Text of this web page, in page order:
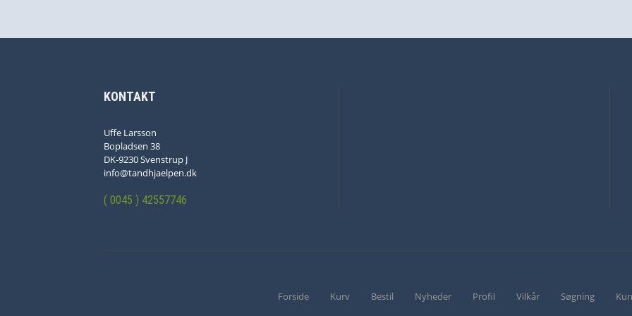
KONTAKT
Uffe Larsson
Bopladsen 38
DK-9230 Svenstrup J
info@tandhjaelpen.dk
( 0045 ) 42557746
Forside Kurv Bestil Nyheder Profil Vilkår Søgning